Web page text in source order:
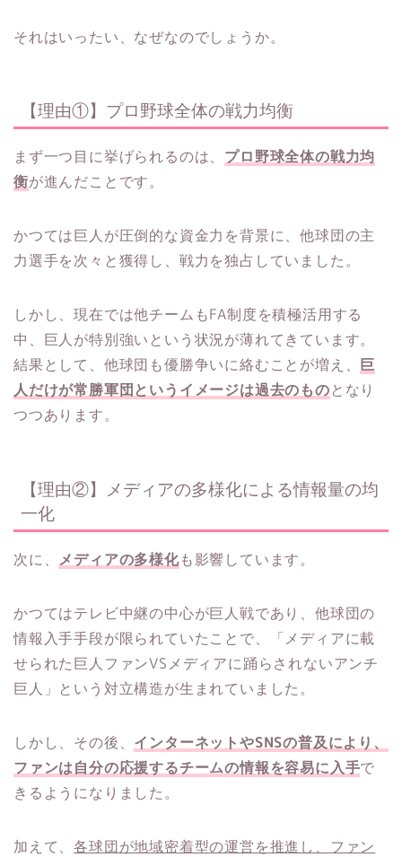
それはいったい、なぜなのでしょうか。
【理由①】プロ野球全体の戦力均衡
まず一つ目に挙げられるのは、 プロ野球全体の戦力均
衡が進んだことです。
かつては巨人が圧倒的な資金力を背景に、他球団の主
力選手を次々と獲得し、戦力を独占していました。
しかし、現在では他チームもFA制度を積極活用する
中、巨人が特別強いという状況が薄れてきています。
結果として、他球団も優勝争いに絡むことが増え、 巨
人だけが常勝軍団というイメージは過去のものとなり
つつあります。
【理由②】メディアの多様化による情報量の均
一化
次に、 メディアの多様化も影響しています。
かつてはテレビ中継の中心が巨人戦であり、他球団の
情報入手手段が限られていたことで、「メディアに載
せられた巨人ファンVSメディアに踊らされないアンチ
巨人」という対立構造が生まれていました。
しかし、その後、 インターネットやSNSの普及により、
ファンは自分の応援するチームの情報を容易に入手で
きるようになりました。
加えて、各球団が地域密着型の運営を推進し、ファン